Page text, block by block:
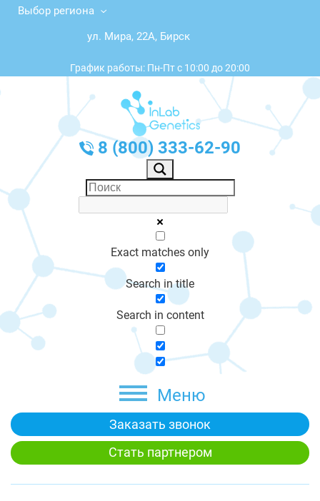
Выбор региона
ул. Мира, 22А, Бирск
График работы: Пн-Пт с 10:00 до 20:00
8 (800) 333-62-90
Exact matches only
Search in title
Search in content
Меню
Заказать звонок
Стать партнером